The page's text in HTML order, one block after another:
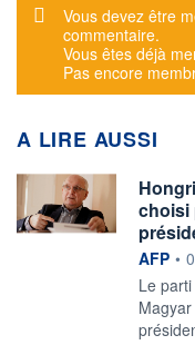
Message d'alerte
Vous devez être
commentaire.
Vous êtes déjà
Pas encore
A LIRE AUSSI
choisi
AFP •
Le